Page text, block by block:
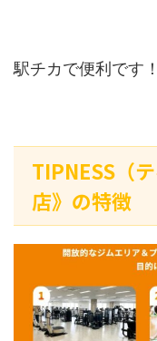
駅チカで便利です！
TIPNESS（
店》の特徴